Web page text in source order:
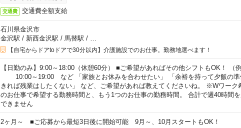
交通費 交通費全額支給
石川県金沢市
金沢駅 / 新西金沢駅 / 馬替駅 / …
【自宅からドアtoドアで30分以内】介護施設でのお仕事。勤務地選べます！
【日勤のみ】9:00～18:00（休憩60分） ■ご希望があればその他シフトもOK！ （
10:00～19:00 など 「家族とお休みを合わせたい」 「余裕を持って夕飯の準
きれば残業はしたくない」 など、ご希望があれば教えてくださいね。 ※Wワーク
のお仕事で希望する勤務時間と、もう1つのお仕事の勤務時間。 合計で週40時間
できません
2ヶ月～ ■ご応募から最短3日後に開始可能 9月～、10月スタートもOK！